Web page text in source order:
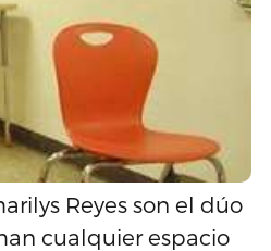
Reyes son el dúo
cualquier espacio